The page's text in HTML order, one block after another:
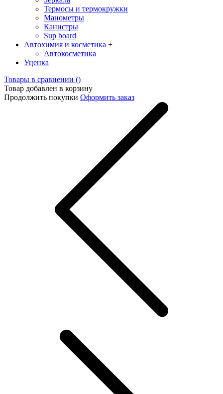
Термосы и термокружки
Манометры
Канистры
Sup board
Автохимия и косметика +
Автокосметика
Уценка
Товары в сравнении ()
Товар добавлен в корзину
Продолжить покупки Оформить заказ